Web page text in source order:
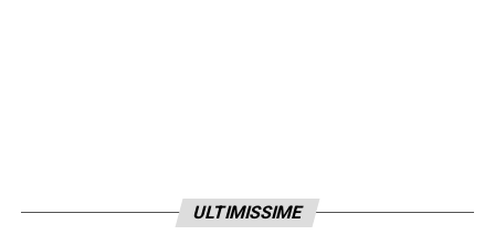
ULTIMISSIME